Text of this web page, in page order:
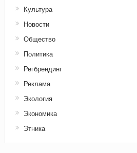
Культура
Новости
Общество
Политика
Регбрендинг
Реклама
Экология
Экономика
Этника